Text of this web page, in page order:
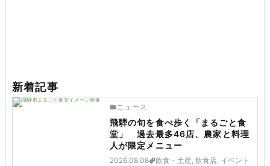
新着記事
ニュース
飛騨の旬を食べ歩く「まるごと食
堂」 過去最多46店、農家と料理
人が限定メニュー
2026.08.08 飲食・土産, 飲食店, イベント